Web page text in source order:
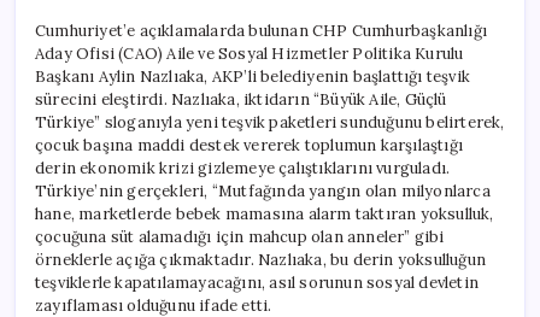
Cumhuriyet’e açıklamalarda bulunan CHP Cumhurbaşkanlığı
Aday Ofisi (CAO) Aile ve Sosyal Hizmetler Politika Kurulu
Başkanı Aylin Nazlıaka, AKP’li belediyenin başlattığı teşvik
sürecini eleştirdi. Nazlıaka, iktidarın “Büyük Aile, Güçlü
Türkiye” sloganıyla yeni teşvik paketleri sunduğunu belirterek,
çocuk başına maddi destek vererek toplumun karşılaştığı
derin ekonomik krizi gizlemeye çalıştıklarını vurguladı.
Türkiye’nin gerçekleri, “Mutfağında yangın olan milyonlarca
hane, marketlerde bebek mamasına alarm taktıran yoksulluk,
çocuğuna süt alamadığı için mahcup olan anneler” gibi
örneklerle açığa çıkmaktadır. Nazlıaka, bu derin yoksulluğun
teşviklerle kapatılamayacağını, asıl sorunun sosyal devletin
zayıflaması olduğunu ifade etti.